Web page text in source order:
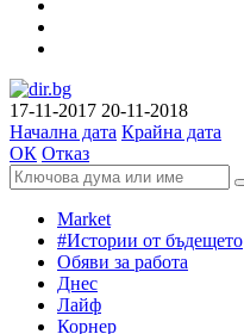
17-11-2017 20-11-2018
Начална дата Крайна дата
ОК Отказ
Market
#Истории от бъдещето
Обяви за работа
Днес
Лайф
Корнер